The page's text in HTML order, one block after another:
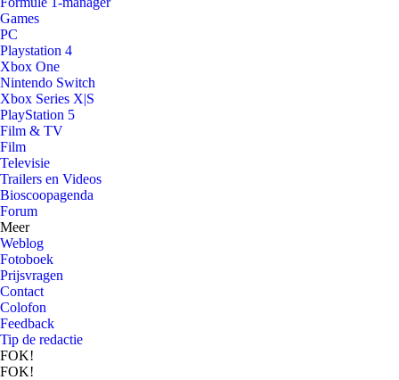
Games
PC
Playstation 4
Xbox One
Nintendo Switch
Xbox Series X|S
PlayStation 5
Film & TV
Film
Televisie
Trailers en Videos
Bioscoopagenda
Forum
Meer
Weblog
Fotoboek
Prijsvragen
Contact
Colofon
Feedback
Tip de redactie
FOK!
FOK!